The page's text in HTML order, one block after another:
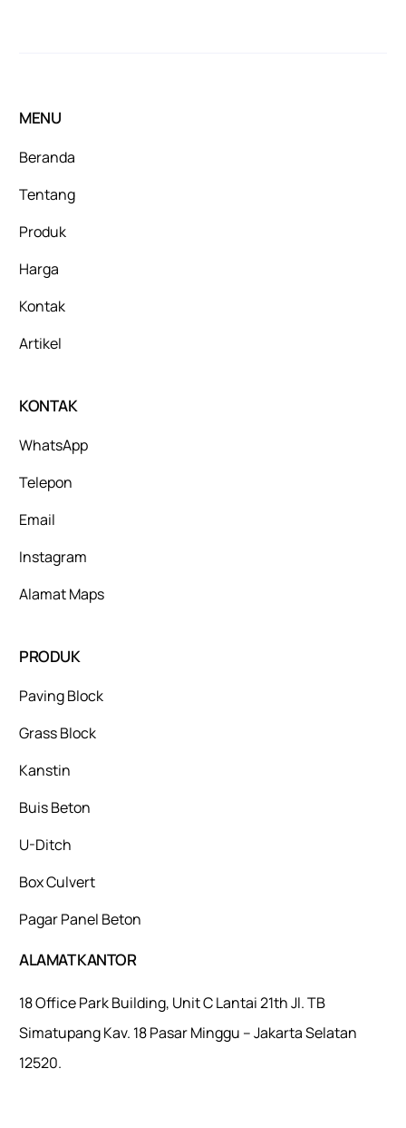
MENU
Beranda
Tentang
Produk
Harga
Kontak
Artikel
KONTAK
WhatsApp
Telepon
Email
Instagram
Alamat Maps
PRODUK
Paving Block
Grass Block
Kanstin
Buis Beton
U-Ditch
Box Culvert
Pagar Panel Beton
ALAMAT KANTOR
18 Office Park Building, Unit C Lantai 21th Jl. TB
Simatupang Kav. 18 Pasar Minggu – Jakarta Selatan
12520.